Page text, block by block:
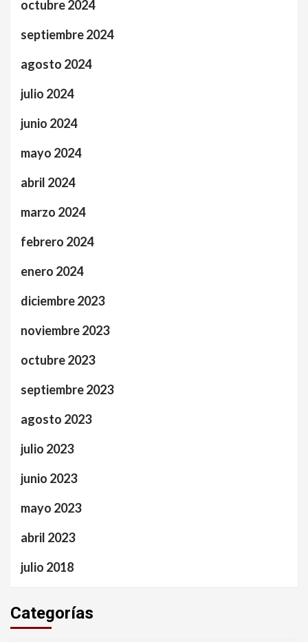
octubre 2024
septiembre 2024
agosto 2024
julio 2024
junio 2024
mayo 2024
abril 2024
marzo 2024
febrero 2024
enero 2024
diciembre 2023
noviembre 2023
octubre 2023
septiembre 2023
agosto 2023
julio 2023
junio 2023
mayo 2023
abril 2023
julio 2018
Categorías